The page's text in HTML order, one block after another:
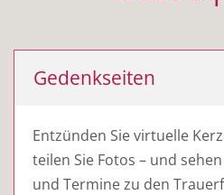
Gedenkseiten
Entzünden Sie virtuelle
teilen Sie Fotos – und
und Termine zu den